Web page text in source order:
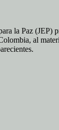
la Paz (JEP)
al